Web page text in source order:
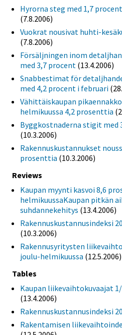
Hyrorna steg med 1,7
(7.8.2006)
Vuokrat nousivat huhti-
(7.8.2006)
Försäljningen inom
med 3,7 procent (13.4.2006)
Snabbestimat för
med 4,2 procent i februari
Vähittäiskaupan
helmikuussa 4,2 prosenttia
Byggkostnaderna stigit med
(10.3.2006)
Rakennuskustannukset
prosenttia (10.3.2006)
Reviews
Kaupan myynti kasvoi 8,6
helmikuussaKaupan pitkän
suhdannekehitys (13.4.2006)
Rakennuskustannusindeksi
(10.3.2006)
Rakennusyritysten
joulu-helmikuussa (12.5.2006)
Tables
Kaupan liikevaihtokuvaajat
(13.4.2006)
Rakennuskustannusindeksi
Rakentamisen